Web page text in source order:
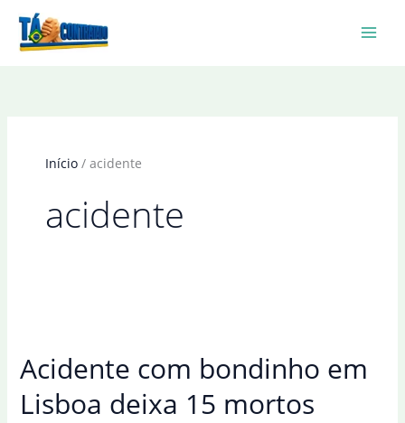
Início acidente
acidente
Acidente com bondinho em
Lisboa deixa 15 mortos